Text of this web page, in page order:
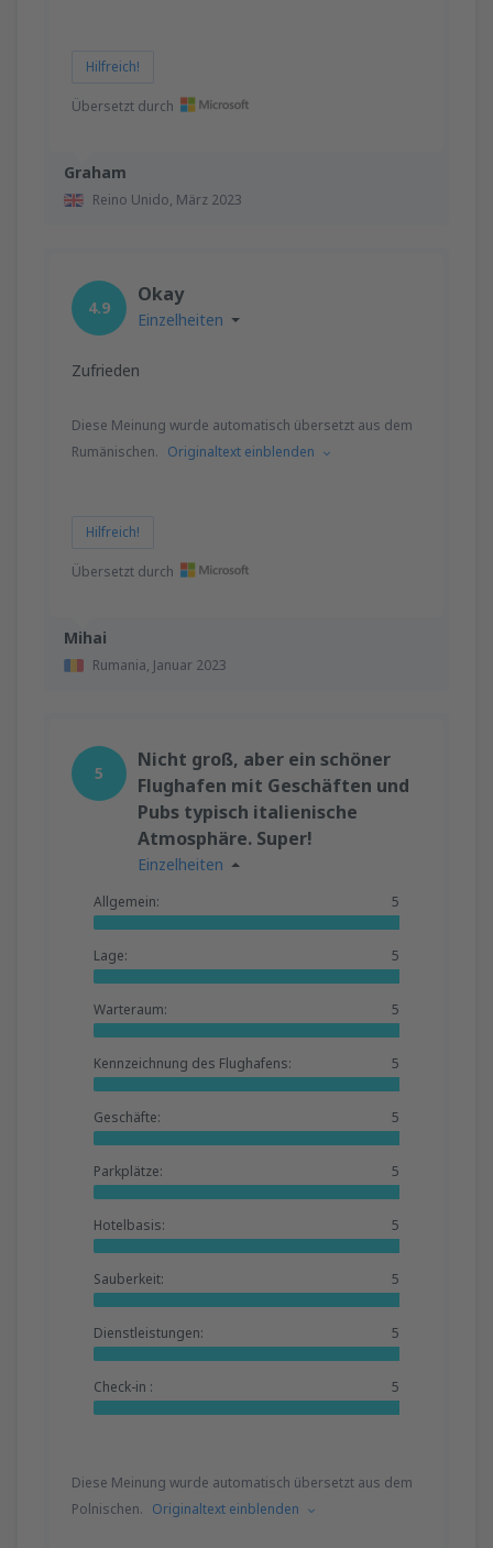
Graham
Reino Unido, März 2023
Hilfreich!
Übersetzt durch
Mihai
Rumania, Januar 2023
4.9
Okay
Einzelheiten
Zufrieden
Diese Meinung wurde automatisch übersetzt aus dem
Rumänischen. Originaltext einblenden
Hilfreich!
Übersetzt durch
5
Nicht groß, aber ein schöner
Flughafen mit Geschäften und
Pubs typisch italienische
Atmosphäre. Super!
Einzelheiten
Allgemein: 5
Lage: 5
Warteraum: 5
Kennzeichnung des Flughafens: 5
Geschäfte: 5
Parkplätze: 5
Hotelbasis: 5
Sauberkeit: 5
Dienstleistungen: 5
Check-in : 5
Diese Meinung wurde automatisch übersetzt aus dem
Polnischen. Originaltext einblenden